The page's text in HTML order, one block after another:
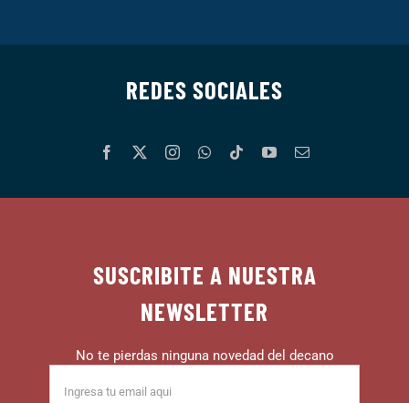
REDES SOCIALES
SUSCRIBITE A NUESTRA
NEWSLETTER
No te pierdas ninguna novedad del decano